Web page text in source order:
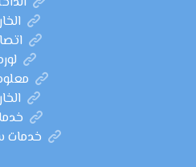
خدمات